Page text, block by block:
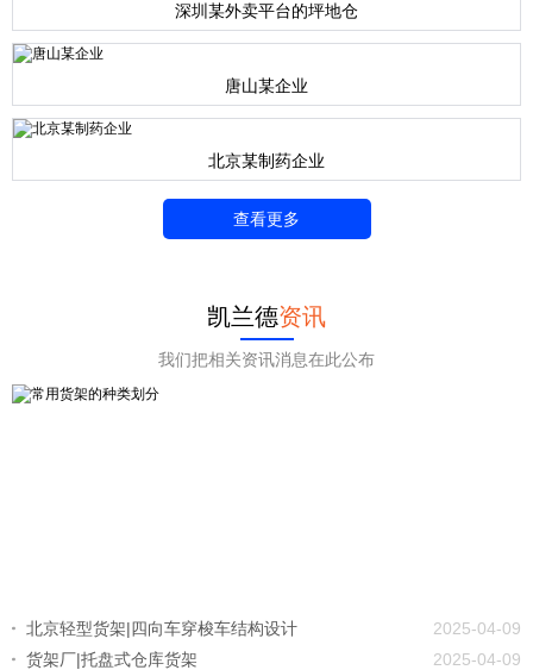
深圳某外卖平台的坪地仓
唐山某企业
北京某制药企业
查看更多
凯兰德资讯
我们把相关资讯消息在此公布
北京轻型货架|四向车穿梭车结构设计
2025-04-09
货架厂|托盘式仓库货架
2025-04-09